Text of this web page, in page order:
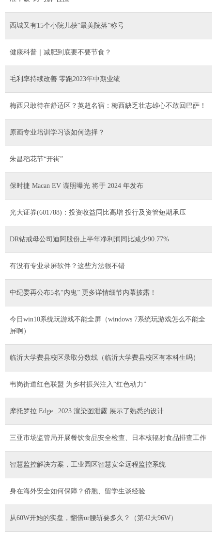
西城又有15个小院儿获“最美院落”称号
健康科普｜减肥到底要不要节食？
毛利率持续改善 零跑2023年中期业绩
梅西只敢待在舒适区？英超名宿：梅西缺乏壮志雄心不敢回巴萨！
原画专业培训学习该如何选择？
朱昌稻花节“开街”
保时捷 Macan EV 谍照曝光 将于 2024 年发布
光大证券(601788)：投资收益同比高增 投行及资管短期承压
DR钻戒母公司迪阿股份上半年净利润同比减少90.77%
有没有专业录屏软件？这些方法很不错
中纪委再公布5名“内鬼” 更多详情细节内幕披露！
今日win10系统玩游戏不能全屏（windows 7系统玩游戏怎么不能全
屏啊）
临沂大学费县校区录取分数线（临沂大学费县校区有本科生吗）
韦岗街道红色联盟 为乡村振兴注入“红色动力”
摩托罗拉 Edge _2023 渲染图泄露 展示了熟悉的设计
三亚市场监管局开展餐饮食品安全检查、日本核辐射食品排查工作
智慧监控解决方案，工业园区智慧安全远程监控系统
身在海外安全如何保障？侨胞、留学生谈经验
从60W开始的实盘，翻倍or腰斩要多久？（第42天96W）